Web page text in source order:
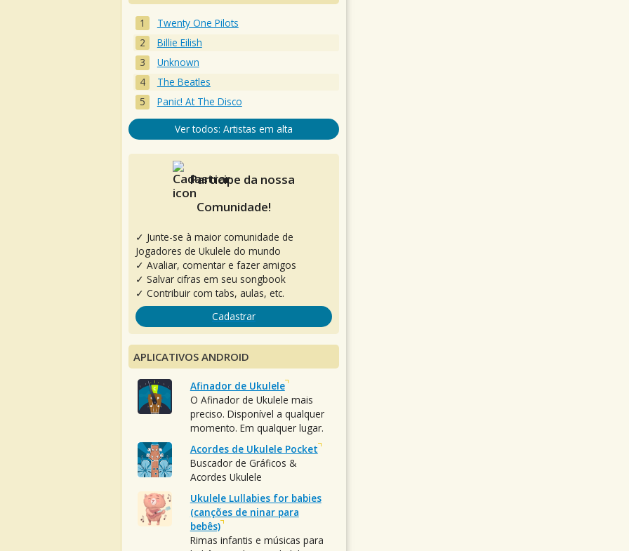
Twenty One Pilots
Billie Eilish
Unknown
The Beatles
Panic! At The Disco
Ver todos: Artistas em alta
Participe da nossa
Comunidade!
✓ Junte-se à maior comunidade de
Jogadores de Ukulele do mundo
✓ Avaliar, comentar e fazer amigos
✓ Salvar cifras em seu songbook
✓ Contribuir com tabs, aulas, etc.
Cadastrar
APLICATIVOS ANDROID
Afinador de Ukulele
O Afinador de Ukulele mais
preciso. Disponível a qualquer
momento. Em qualquer lugar.
Acordes de Ukulele Pocket
Buscador de Gráficos &
Acordes Ukulele
Ukulele Lullabies for babies
(canções de ninar para
bebês)
Rimas infantis e músicas para